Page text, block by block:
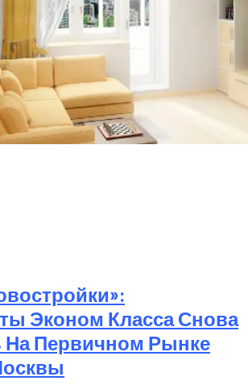
Эконом Класса Снова
На Первичном Рынке